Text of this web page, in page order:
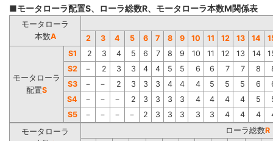
■モータローラ配置S、ローラ総数R、モータローラ本数M関係表
モータローラ
本数A 2 3 4 5 6 7 8 9 10 11 12 13 14
モータローラ
配置S
S1 2 3 4 5 6 7 8 9 10 11 12 13 14
S2
－ 2 3 3 4 4 5 5 6 6 7 7 8
S3
－ － 2 3 3 3 4 4 4 5 5 5 6
S4
－ － － 2 3 3 3 3 4 4 4 4 5
S5
－ － － － 2 3 3 3 3 3 4 4 4
モータローラ
ローラ総数R